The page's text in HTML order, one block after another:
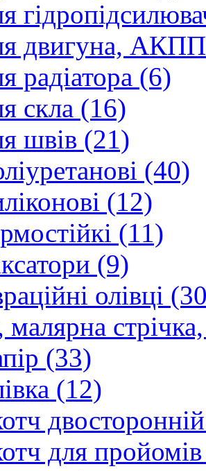
двигуна,
радіатора (6)
скла (16)
швів (21)
(40)
(12)
(11)
(9)
олівці
(33)
(12)
для